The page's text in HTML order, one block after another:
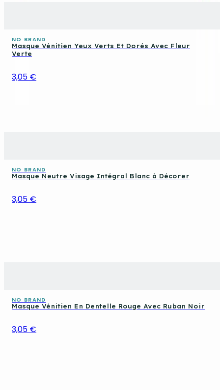
NO BRAND
Masque Vénitien Yeux Verts Et Dorés Avec Fleur
Verte
3,05 €
NO BRAND
Masque Neutre Visage Intégral Blanc à Décorer
3,05 €
NO BRAND
Masque Vénitien En Dentelle Rouge Avec Ruban Noir
3,05 €